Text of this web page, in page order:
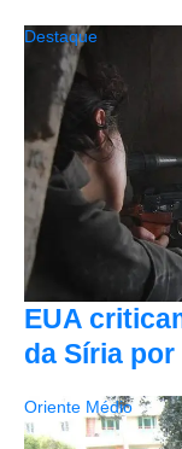
EUA
da Síria por
Destaque
Oriente Médio